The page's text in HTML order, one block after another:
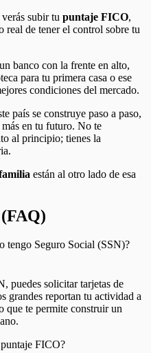
subir tu puntaje FICO,
real de tener el control sobre tu
banco con la frente en alto,
para tu primera casa o ese
condiciones del mercado.
país se construye paso a paso,
en tu futuro. No te
al principio; tienes la
están al otro lado de esa
tengo Seguro Social (SSN)?
puedes solicitar tarjetas de
grandes reportan tu actividad a
te permite construir un
FICO?